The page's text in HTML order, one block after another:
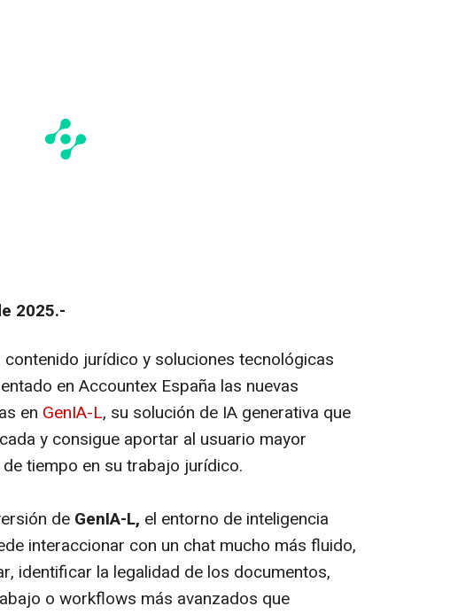
2025.-
contenido jurídico y soluciones tecnológicas
en Accountex España las nuevas
en GenIA-L, su solución de IA generativa que
y consigue aportar al usuario mayor
tiempo en su trabajo jurídico.
de GenIA-L, el entorno de inteligencia
interaccionar con un chat mucho más fluido,
identificar la legalidad de los documentos,
o workflows más avanzados que